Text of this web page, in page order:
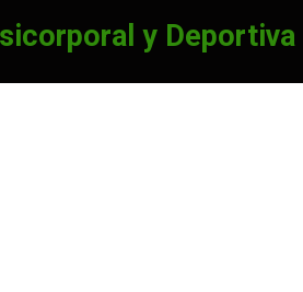
y Deportiva